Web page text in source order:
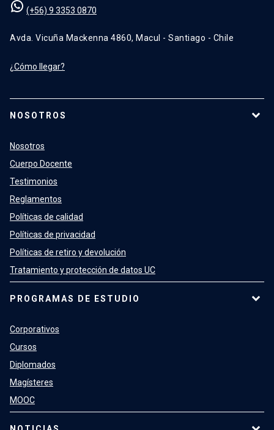
(+56) 9 3353 0870
Avda. Vicuña Mackenna 4860, Macul - Santiago - Chile
¿Cómo llegar?
NOSOTROS
Nosotros
Cuerpo Docente
Testimonios
Reglamentos
Políticas de calidad
Políticas de privacidad
Políticas de retiro y devolución
Tratamiento y protección de datos UC
PROGRAMAS DE ESTUDIO
Corporativos
Cursos
Diplomados
Magísteres
MOOC